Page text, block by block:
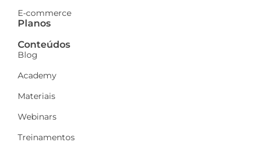
E-commerce
Planos
Conteúdos
Blog
Academy
Materiais
Webinars
Treinamentos